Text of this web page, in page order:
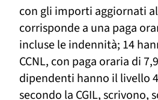
con gli importi aggiornati
corrisponde a una paga
incluse le indennità; 14
CCNL, con paga oraria di
dipendenti hanno il livello
secondo la CGIL, scrivono,